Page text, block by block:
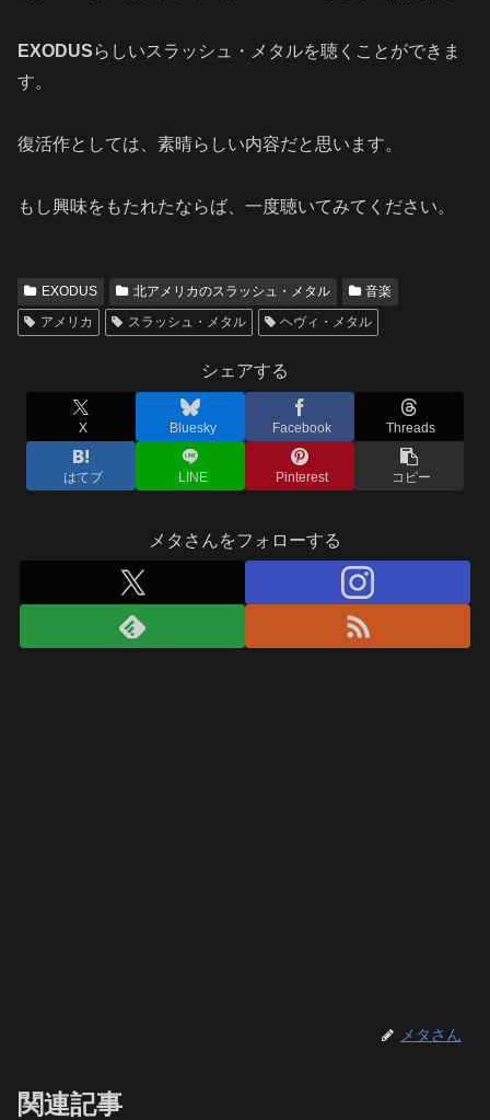
EXODUSらしいスラッシュ・メタルを聴くことができま
す。
復活作としては、素晴らしい内容だと思います。
もし興味をもたれたならば、一度聴いてみてください。
EXODUS 北アメリカのスラッシュ・メタル
音楽
アメリカ
スラッシュ・メタル ヘヴィ・メタル
シェアする
X Bluesky Facebook Threads
はてブ LINE Pinterest コピー
メタさんをフォローする
メタさん
関連記事